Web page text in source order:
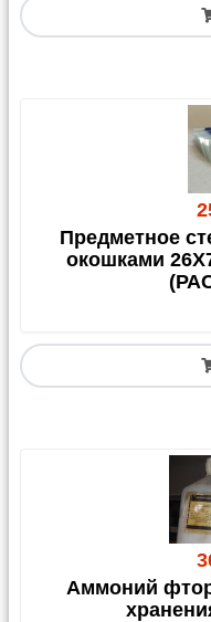
Предметное
окошками
Аммоний